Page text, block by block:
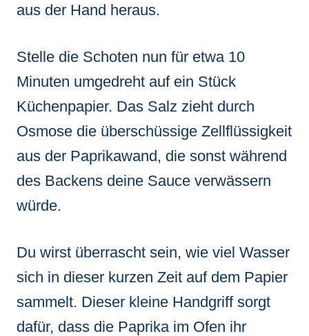
aus der Hand heraus.
Stelle die Schoten nun für etwa 10
Minuten umgedreht auf ein Stück
Küchenpapier. Das Salz zieht durch
Osmose die überschüssige Zellflüssigkeit
aus der Paprikawand, die sonst während
des Backens deine Sauce verwässern
würde.
Du wirst überrascht sein, wie viel Wasser
sich in dieser kurzen Zeit auf dem Papier
sammelt. Dieser kleine Handgriff sorgt
dafür, dass die Paprika im Ofen ihr